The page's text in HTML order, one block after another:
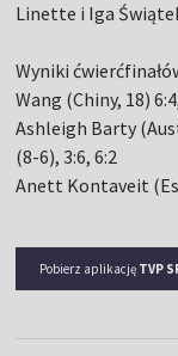
Linette i Iga
Wyniki
Wang (Chiny, 18)
Ashleigh Barty
(8-6), 3:6, 6:2
Anett Kontaveit
Pobierz aplikację TVP